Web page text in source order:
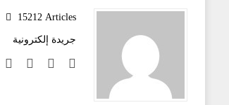
15212 Articles
جريدة إلكترونية